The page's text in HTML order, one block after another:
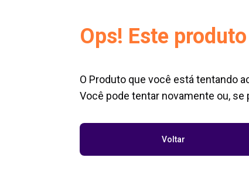
Ops! Este
O Produto que você está tentando
Você pode tentar novamente ou,
Voltar